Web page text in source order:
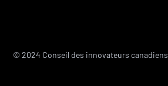
© 2024 Conseil des innovateurs canadiens